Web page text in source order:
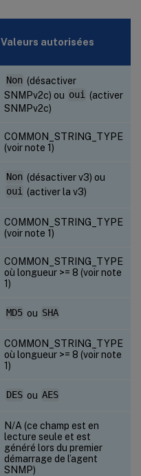
Valeurs autorisées
Non (désactiver
SNMPv2c) ou oui (activer
SNMPv2c)
COMMON_STRING_TYPE
(voir note 1)
Non (désactiver v3) ou
oui (activer la v3)
COMMON_STRING_TYPE
(voir note 1)
COMMON_STRING_TYPE
où longueur >= 8 (voir note
1)
MD5 ou SHA
COMMON_STRING_TYPE
où longueur >= 8 (voir note
1)
DES ou AES
N/A (ce champ est en
lecture seule et est
généré lors du premier
démarrage de l’agent
SNMP)